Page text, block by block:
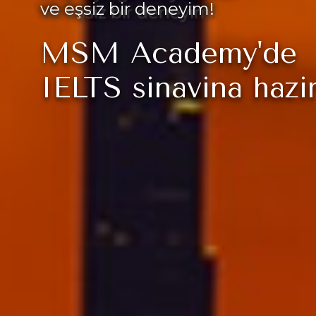
MSM Academy'de
IELTS sınavına
ve eşsiz bir deneyim!